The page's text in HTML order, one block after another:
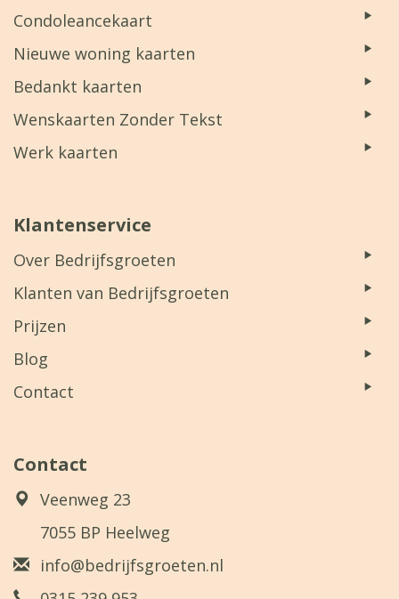
Condoleancekaart
Nieuwe woning kaarten
Bedankt kaarten
Wenskaarten Zonder Tekst
Werk kaarten
Klantenservice
Over Bedrijfsgroeten
Klanten van Bedrijfsgroeten
Prijzen
Blog
Contact
Contact
Veenweg 23
7055 BP Heelweg
info@bedrijfsgroeten.nl